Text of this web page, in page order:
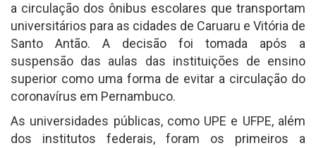
a circulação dos ônibus escolares que transportam
universitários para as cidades de Caruaru e Vitória de
Santo Antão. A decisão foi tomada após a
suspensão das aulas das instituições de ensino
superior como uma forma de evitar a circulação do
coronavírus em Pernambuco.
As universidades públicas, como UPE e UFPE, além
dos institutos federais, foram os primeiros a